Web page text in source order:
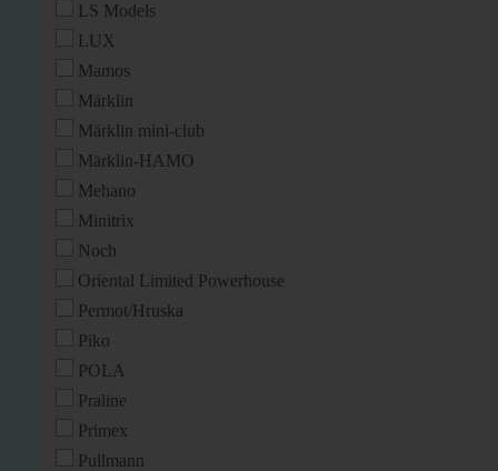
LS Models
LUX
Mamos
Märklin
Märklin mini-club
Märklin-HAMO
Mehano
Minitrix
Noch
Oriental Limited Powerhouse
Permot/Hruska
Piko
POLA
Praline
Primex
Pullmann